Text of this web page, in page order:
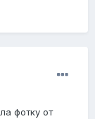
фотку от